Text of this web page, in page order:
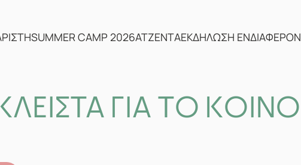
SUMMER CAMP 2026ΑΤΖΕΝΤΑΕΚΔΗΛΩΣΗ
ΚΛΕΙΣΤΑ ΓΙΑ ΤΟ ΚΟΙΝΟ